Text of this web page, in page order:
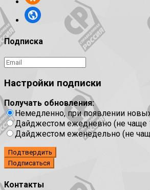
Подписка
Настройки подписки
Получать обновления:
Немедленно, при появлении
Дайджестом ежедневно (не чаще
Дайджестом еженедельно (не
Подтвердить
Контакты